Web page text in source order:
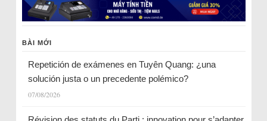
BÀI MỚI
Repetición de exámenes en Tuyên Quang: ¿una
solución justa o un precedente polémico?
07/08/2026